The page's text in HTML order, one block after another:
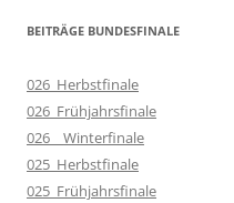
BEITRÄGE BUNDESFINALE
026_Herbstfinale
026_Frühjahrsfinale
026__Winterfinale
025_Herbstfinale
025_Frühjahrsfinale